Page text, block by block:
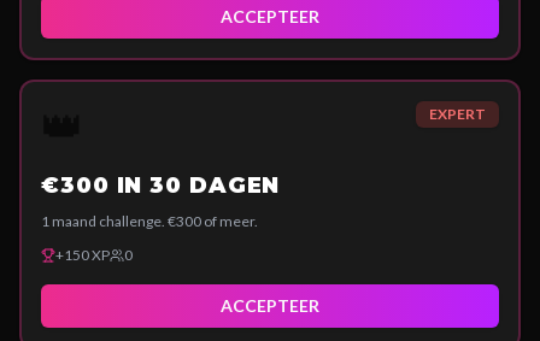
ACCEPTEER
EXPERT
€300 IN 30 DAGEN
1 maand challenge. €300 of meer.
+150XP 0
ACCEPTEER